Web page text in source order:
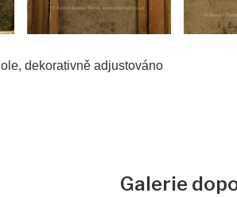
dekorativně adjustováno
Galerie